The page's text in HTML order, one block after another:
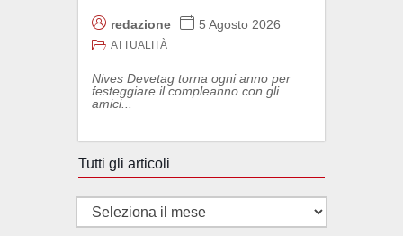
redazione 5 Agosto 2026
ATTUALITÀ
Nives Devetag torna ogni anno per
festeggiare il compleanno con gli
amici...
Tutti gli articoli
Tutti